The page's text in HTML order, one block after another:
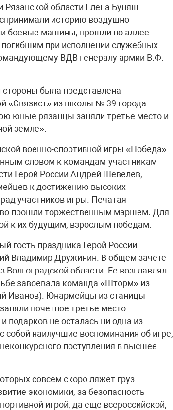
области Елена Буняш
историю воздушно-
боевые машины, прошли по аллее
при исполнении служебных
ВДВ генералу армии В.Ф.
была представлена
«Связист» из школы № 39 города
юные рязанцы заняли третье место и
земле».
военно-спортивной игры «Победа»
словом к командам-участникам
Герой России Андрей Шевелев,
к достижению высоких
участников игры. Печатая
прошли торжественным маршем. Для
к их будущим, взрослым победам.
гость праздника Герой России
Владимир Дружинин. В общем зачете
области. Ее возглавлял
завоевала команда «Шторм» из
Иванов). Юнармейцы из станицы
почетное третье место
подарков не осталась ни одна из
собой наилучшие воспоминания об игре,
поступления в высшее
совсем скоро ляжет груз
экономики, за безопасность
игрой, да еще всероссийской,